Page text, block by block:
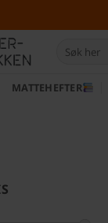
etter:
MATTEHEFTER